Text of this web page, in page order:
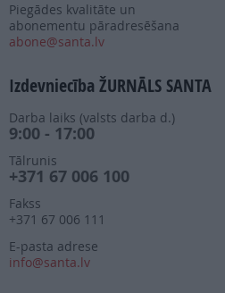
Piegādes kvalitāte un
abonementu pāradresēšana
abone@santa.lv
Izdevniecība ŽURNĀLS SANTA
Darba laiks (valsts darba d.)
9:00 - 17:00
Tālrunis
+371 67 006 100
Fakss
+371 67 006 111
E-pasta adrese
info@santa.lv